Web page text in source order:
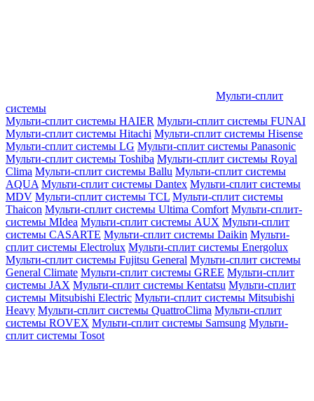
Мульти-сплит
системы
Мульти-сплит системы HAIER Мульти-сплит системы FUNAI
Мульти-сплит системы Hitachi Мульти-сплит системы Hisense
Мульти-сплит системы LG Мульти-сплит системы Panasonic
Мульти-сплит системы Toshiba Мульти-сплит системы Royal
Clima Мульти-сплит системы Ballu Мульти-сплит системы
AQUA Мульти-сплит системы Dantex Мульти-сплит системы
MDV Мульти-сплит системы TCL Мульти-сплит системы
Thaicon Мульти-сплит системы Ultima Comfort Мульти-сплит-
системы MIdea Мульти-сплит системы AUX Мульти-сплит
системы CASARTE Мульти-сплит системы Daikin Мульти-
сплит системы Electrolux Мульти-сплит системы Energolux
Мульти-сплит системы Fujitsu General Мульти-сплит системы
General Climate Мульти-сплит системы GREE Мульти-сплит
системы JAX Мульти-сплит системы Kentatsu Мульти-сплит
системы Mitsubishi Electric Мульти-сплит системы Mitsubishi
Heavy Мульти-сплит системы QuattroClima Мульти-сплит
системы ROVEX Мульти-сплит системы Samsung Мульти-
сплит системы Tosot